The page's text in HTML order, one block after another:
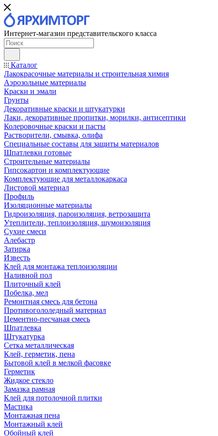
Интернет-магазин представительского класса
Каталог
Лакокрасочные материалы и строительная химия
Аэрозольные материалы
Краски и эмали
Грунты
Декоративные краски и штукатурки
Лаки, декоративные пропитки, морилки, антисептики
Колеровочные краски и пасты
Растворители, смывка, олифа
Специальные составы для защиты материалов
Шпатлевки готовые
Строительные материалы
Гипсокартон и комплектующие
Комплектующие для металлокаркаса
Листовой материал
Профиль
Изоляционные материалы
Гидроизоляция, пароизоляция, ветрозащита
Утеплители, теплоизоляция, шумоизоляция
Сухие смеси
Алебастр
Затирка
Известь
Клей для монтажа теплоизоляции
Наливной пол
Плиточный клей
Побелка, мел
Ремонтная смесь для бетона
Противогололедный материал
Цементно-песчаная смесь
Шпатлевка
Штукатурка
Сетка металлическая
Клей, герметик, пена
Бытовой клей в мелкой фасовке
Герметик
Жидкое стекло
Замазка рамная
Клей для потолочной плитки
Мастика
Монтажная пена
Монтажный клей
Обойный клей